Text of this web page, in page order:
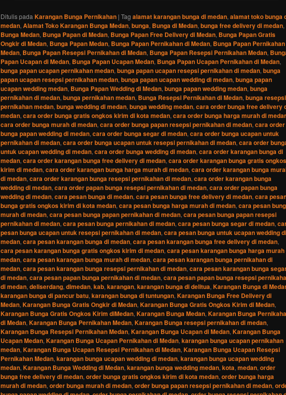
Ditulis pada Karangan Bunga Pernikahan | Tag alamat karangan bunga di medan, alamat toko bunga
medan, Alamat Toko Karangan Bunga Medan, bunga, Bunga di Medan, bunga free delivery di medan,
Bunga Medan, Bunga Papan di Medan, Bunga Papan Free Delivery di Medan, Bunga Papan Gratis
Ongkir di Medan, Bunga Papan Medan, Bunga Papan Pernikahan di Medan, Bunga Papan Pernikahan
Medan, Bunga Papan Resepsi Pernikahan di Medan, Bunga Papan Resepsi Pernikahan Medan,
Papan Ucapan di Medan, Bunga Papan Ucapan Medan, Bunga Papan Ucapan Pernikahan di Medan,
bunga papan ucapan pernikahan medan, bunga papan ucapan resepsi pernikahan di medan, bunga
papan ucapan resepsi pernikahan medan, bunga papan ucapan wedding di medan, bunga papan
ucapan wedding medan, Bunga Papan Wedding di Medan, bunga papan wedding medan, bunga
pernikahan di medan, bunga pernikahan medan, Bunga Resepsi Pernikahan di Medan, bunga resepsi
pernikahan medan, bunga wedding di medan, bunga wedding medan, cara order bunga free delivery
medan, cara order bunga gratis ongkos kirim di kota medan, cara order bunga harga murah di
cara order bunga murah di medan, cara order bunga papan resepsi pernikahan di medan, cara order
bunga papan wedding di medan, cara order bunga segar di medan, cara order bunga ucapan untuk
pernikahan di medan, cara order bunga ucapan untuk resepsi pernikahan di medan, cara order
untuk ucapan wedding di medan, cara order bunga wedding di medan, cara order karangan bunga di
medan, cara order karangan bunga free delivery di medan, cara order karangan bunga gratis ongkos
kirim di medan, cara order karangan bunga harga murah di medan, cara order karangan bunga
di medan, cara order karangan bunga resepsi pernikahan di medan, cara order karangan bunga
wedding di medan, cara order papan bunga resepsi pernikahan di medan, cara order papan bunga
wedding di medan, cara pesan bunga di medan, cara pesan bunga free delivery di medan, cara
bunga gratis ongkos kirim di kota medan, cara pesan bunga harga murah di medan, cara pesan
murah di medan, cara pesan bunga papan pernikahan di medan, cara pesan bunga papan resepsi
pernikahan di medan, cara pesan bunga pernikahan di medan, cara pesan bunga segar di medan,
pesan bunga ucapan untuk resepsi pernikahan di medan, cara pesan bunga untuk ucapan wedding di
medan, cara pesan karangan bunga di medan, cara pesan karangan bunga free delivery di medan,
cara pesan karangan bunga gratis ongkos kirim di medan, cara pesan karangan bunga harga murah
medan, cara pesan karangan bunga murah di medan, cara pesan karangan bunga pernikahan di
medan, cara pesan karangan bunga resepsi pernikahan di medan, cara pesan karangan bunga
di medan, cara pesan papan bunga pernikahan di medan, cara pesan papan bunga resepsi
di medan, deliserdang, dimedan, kab, karangan, karangan bunga di delitua, Karangan Bunga di
karangan bunga di pancur batu, karangan bunga di tuntungan, Karangan Bunga Free Delivery di
Medan, Karangan Bunga Gratis Ongkir di Medan, Karangan Bunga Gratis Ongkos Kirim di Medan,
Karangan Bunga Gratis Ongkos Kirim diMedan, Karangan Bunga Medan, Karangan Bunga
di Medan, Karangan Bunga Pernikahan Medan, Karangan Bunga resepsi pernikahan di medan,
Karangan Bunga Resepsi Pernikahan Medan, Karangan Bunga Ucapan di Medan, Karangan Bunga
Ucapan Medan, Karangan Bunga Ucapan Pernikahan di Medan, karangan bunga ucapan pernikahan
medan, Karangan Bunga Ucapan Resepsi Pernikahan di Medan, Karangan Bunga Ucapan Resepsi
Pernikahan Medan, karangan bunga ucapan wedding di medan, karangan bunga ucapan wedding
medan, Karangan Bunga Wedding di Medan, karangan bunga wedding medan, kota, medan, order
bunga free delivery di medan, order bunga gratis ongkos kirim di kota medan, order bunga harga
murah di medan, order bunga murah di medan, order bunga papan resepsi pernikahan di medan,